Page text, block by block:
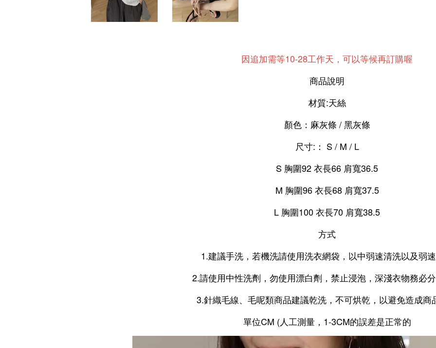
因追加需等10-28工作天，可以等候再訂購喔
商品說明
材質:天絲
顏色：麻灰條 / 黑灰條
尺寸:： S / M / L
S 胸圍92 衣長66 肩寬36.5
M 胸圍96 衣長68 肩寬37.5
L 胸圍100 衣長70 肩寬38.5
方式
1.建議手洗，若機洗請使用洗衣網袋，以中弱速清洗以及弱
2.請使用中性洗劑，勿使用漂白劑，禁止浸泡，深淺衣物務必
3.針織毛線、毛呢類商品建議乾洗，不可烘乾，以避免造成商
單位CM (人工測量，1-3CM的誤差是正常的